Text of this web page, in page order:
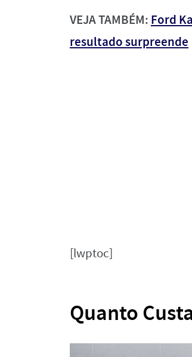
VEJA TAMBÉM: Ford
resultado surpreende
[lwptoc]
Quanto